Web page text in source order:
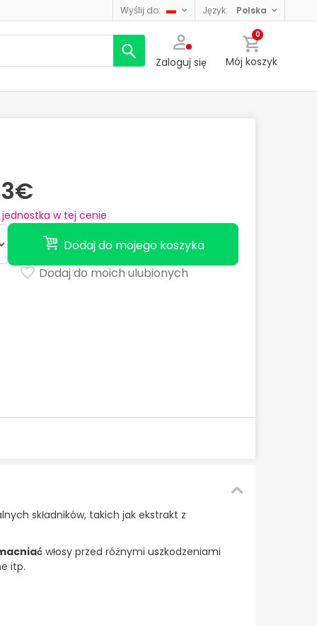
wyślij do: język: polska
Zaloguj się
0
Mój koszyk
jednostka w tej cenie
Dodaj do mojego koszyka
Dodaj do moich ulubionych
składników, takich jak ekstrakt z
włosy przed różnymi uszkodzeniami
itp.